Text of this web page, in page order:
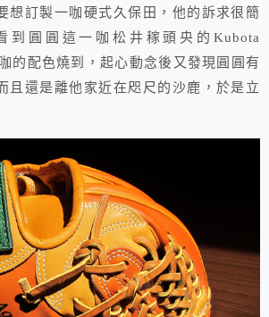
訂製一咖硬式久保田，他的訴求很簡
到圓圓這一咖松井稼頭央的Kubota
的配色燒到，起心動念後又發現圓圓有
且還是離他家近在咫尺的沙鹿，於是立